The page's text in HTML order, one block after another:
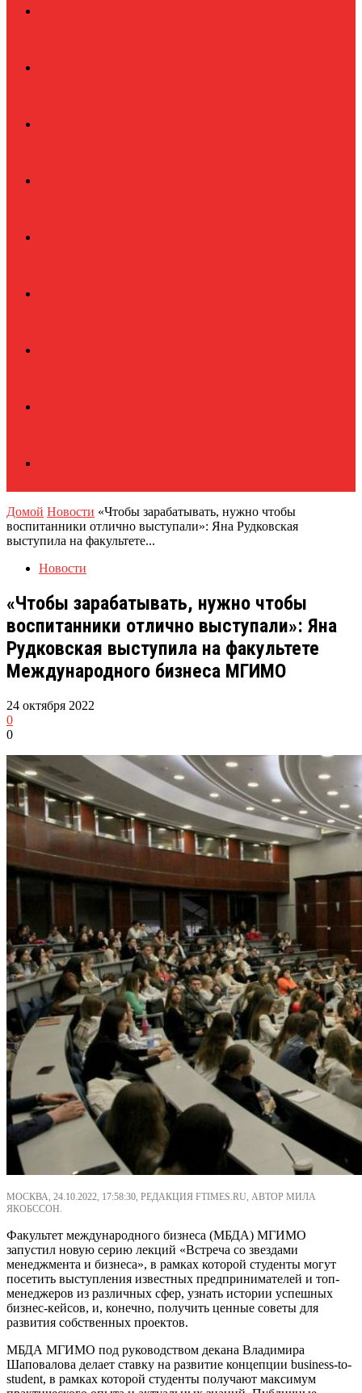
Домой Новости «Чтобы зарабатывать, нужно чтобы
воспитанники отлично выступали»: Яна Рудковская
выступила на факультете...
Новости
«Чтобы зарабатывать, нужно чтобы
воспитанники отлично выступали»: Яна
Рудковская выступила на факультете
Международного бизнеса МГИМО
24 октября 2022
0
0
МОСКВА, 24.10.2022, 17:58:30, РЕДАКЦИЯ FTIMES.RU, АВТОР МИЛА
ЯКОБССОН.
Факультет международного бизнеса (МБДА) МГИМО
запустил новую серию лекций «Встреча со звездами
менеджмента и бизнеса», в рамках которой студенты могут
посетить выступления известных предпринимателей и топ-
менеджеров из различных сфер, узнать истории успешных
бизнес-кейсов, и, конечно, получить ценные советы для
развития собственных проектов.
МБДА МГИМО под руководством декана Владимира
Шаповалова делает ставку на развитие концепции business-to-
student, в рамках которой студенты получают максимум